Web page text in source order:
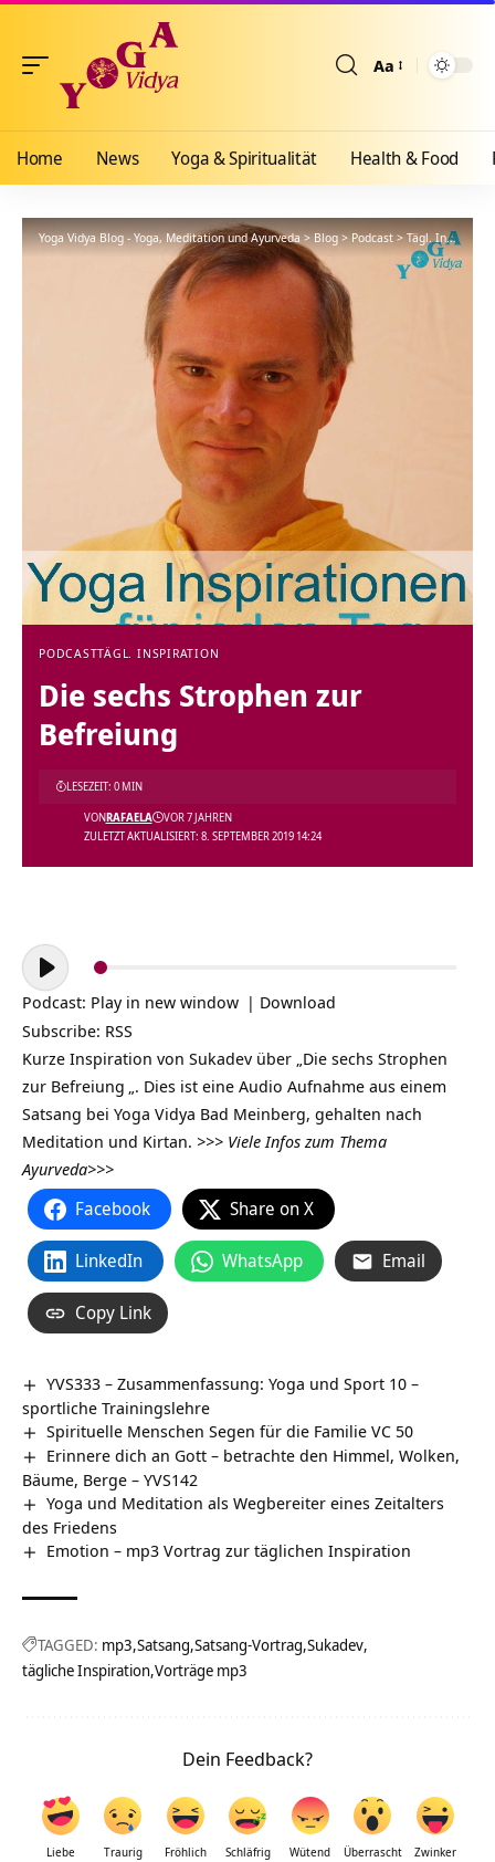
Aa
Home News Yoga & Spiritualität Health & Food
Yoga Vidya Blog - Yoga, Meditation und Ayurveda>Blog>Podcast>Tägl. Inspiration
PODCASTTÄGL. INSPIRATION
Die sechs Strophen zur
Befreiung
ZULETZT AKTUALISIERT: 8. SEPTEMBER 2019 14:24
VONRAFAELA VOR 7 JAHREN
LESEZEIT: 0 MIN
Audio-
Player
Podcast: Play in new window | Download
Subscribe: RSS
Kurze Inspiration von Sukadev über „Die sechs Strophen
zur Befreiung „. Dies ist eine Audio Aufnahme aus einem
Satsang bei Yoga Vidya Bad Meinberg, gehalten nach
Meditation und Kirtan. >>> Viele Infos zum Thema
Ayurveda>>>
Facebook Share on X
LinkedIn WhatsApp Email
Copy Link
YVS333 – Zusammenfassung: Yoga und Sport 10 –
sportliche Trainingslehre
Spirituelle Menschen Segen für die Familie VC 50
Erinnere dich an Gott – betrachte den Himmel, Wolken,
Bäume, Berge – YVS142
Yoga und Meditation als Wegbereiter eines Zeitalters
des Friedens
Emotion – mp3 Vortrag zur täglichen Inspiration
TAGGED: mp3 Satsang Satsang-Vortrag Sukadev
tägliche Inspiration Vorträge mp3
Dein Feedback?
Liebe Traurig Fröhlich Schläfrig Wütend Überrascht Zwinker